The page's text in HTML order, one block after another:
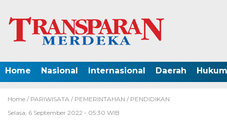
Home Nasional Internasional Daerah
Home / PARIWISATA / PEMERINTAHAN / PENDIDIKAN
Selasa, 6 September 2022 - 05:30 WIB